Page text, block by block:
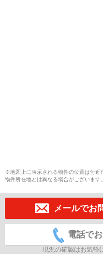
※地図上に表示される物件の位置は付近
物件所在地とは異なる場合がございます。
メールでお
電話で
現況の確認はお気軽